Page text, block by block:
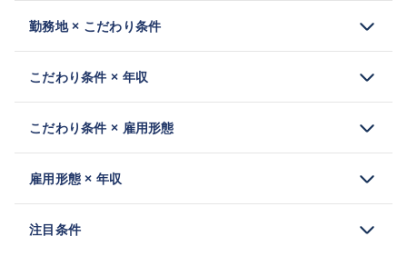
勤務地 × こだわり条件
こだわり条件 × 年収
こだわり条件 × 雇用形態
雇用形態 × 年収
注目条件